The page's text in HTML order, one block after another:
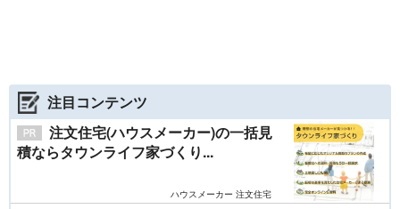
注目コンテンツ
注文住宅(ハウスメーカー)の一括見
積ならタウンライフ家づくり...
ハウスメーカー 注文住宅